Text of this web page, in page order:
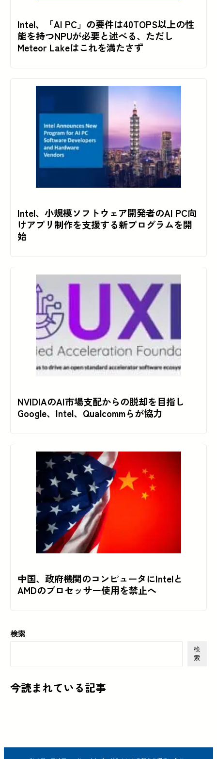
Intel、「AI PC」の要件は40TOPS以上の性
能を持つNPUが必要と述べる、ただし
Meteor Lakeはこれを満たさず
Intel、小規模ソフトウェア開発者のAI PC向
けアプリ制作を支援する新プログラムを開
始
NVIDIAのAI市場支配からの脱却を目指し
Google、Intel、Qualcommらが協力
中国、政府機関のコンピュータにIntelと
AMDのプロセッサー使用を禁止へ
検索
検
索
今読まれている記事